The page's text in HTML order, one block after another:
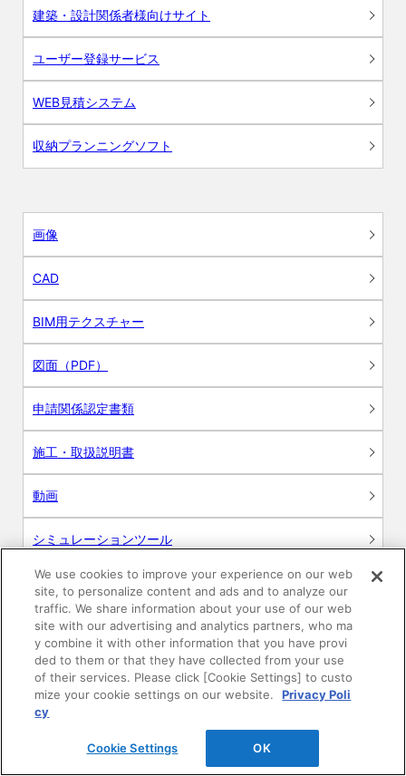
建築・設計関係者様向けサイト
ユーザー登録サービス
WEB見積システム
収納プランニングソフト
画像
CAD
BIM用テクスチャー
図面（PDF）
申請関係認定書類
施工・取扱説明書
動画
シミュレーションツール
24時間換気システム〈エアスマート〉
簡易設計見積ソフト
R&Dセンター環境測定・分析サービス
商品マスター申し込み
We use cookies to improve your experience on our web
site, to personalize content and ads and to analyze our
traffic. We share information about your use of our web
site with our advertising and analytics partners, who ma
y combine it with other information that you have provi
ded to them or that they have collected from your use
of their services. Please click [Cookie Settings] to custo
mize your cookie settings on our website.
Privacy Poli
cy
Cookie Settings OK